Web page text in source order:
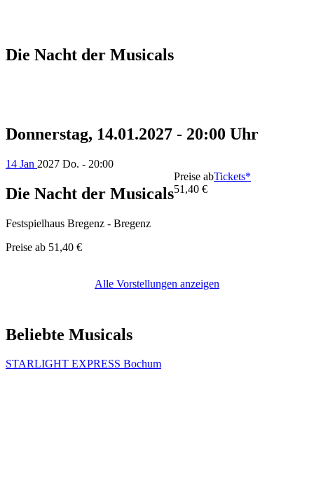
Die Nacht der Musicals
Donnerstag, 14.01.2027 - 20:00 Uhr
14 Jan 2027 Do. - 20:00
Die Nacht der Musicals
Festspielhaus Bregenz - Bregenz
Preise ab 51,40 €
Preise ab
51,40 €
Tickets*
Alle Vorstellungen anzeigen
Beliebte Musicals
STARLIGHT EXPRESS Bochum